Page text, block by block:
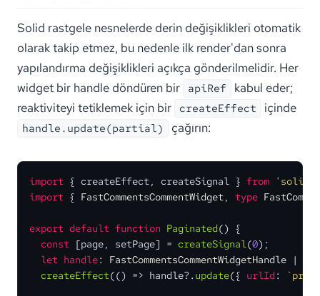
Solid rastgele nesnelerde derin değişiklikleri otomatik
olarak takip etmez, bu nedenle ilk render'dan sonra
yapılandırma değişiklikleri açıkça gönderilmelidir. Her
widget bir handle döndüren bir apiRef
kabul eder;
reaktiviteyi tetiklemek için bir createEffect içinde
handle.update(partial) çağırın:
import { createEffect, createSignal } from
'solid-
import { FastCommentsCommentWidget, type
export default function Paginated() {
const [page, setPage] = createSignal(0);
let handle: FastCommentsCommentWidgetHandle |
createEffect(() => handle?. update({ urlId: